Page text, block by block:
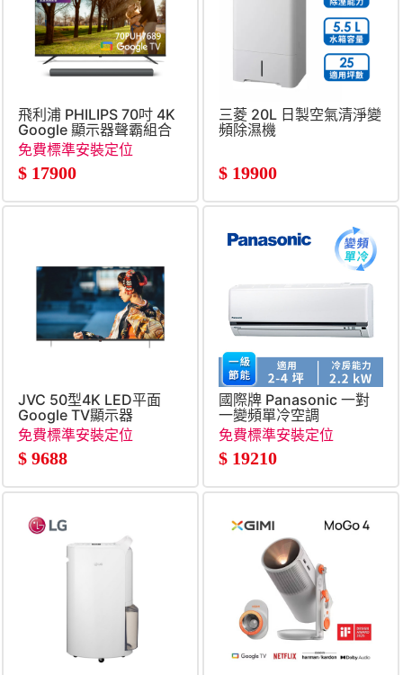
飛利浦 PHILIPS 70吋 4K
Google 顯示器聲霸組合
免費標準安裝定位
$ 17900
三菱 20L 日製空氣清淨變
頻除濕機
$ 19900
JVC 50型4K LED平面
Google TV顯示器
免費標準安裝定位
$ 9688
國際牌 Panasonic 一對
一變頻單冷空調
免費標準安裝定位
$ 19210